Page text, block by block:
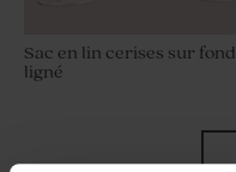
Sac en lin cerises sur fond
ligné